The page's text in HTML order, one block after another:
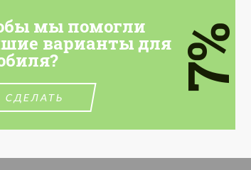
мы помогли
варианты для7%